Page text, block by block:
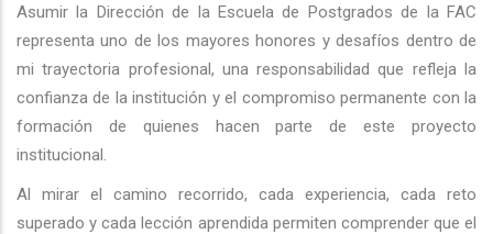
Asumir la Dirección de la Escuela de Postgrados de la FAC
representa uno de los mayores honores y desafíos dentro de
mi trayectoria profesional, una responsabilidad que refleja la
confianza de la institución y el compromiso permanente con la
formación de quienes hacen parte de este proyecto
institucional.
Al mirar el camino recorrido, cada experiencia, cada reto
superado y cada lección aprendida permiten comprender que el